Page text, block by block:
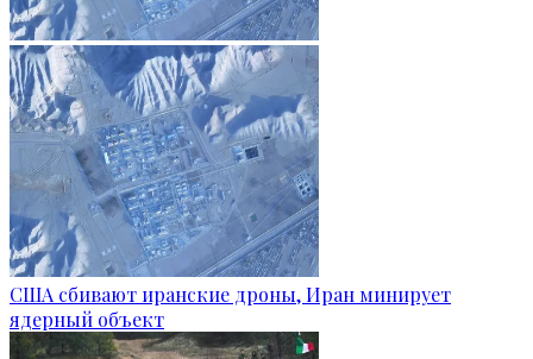
США сбивают иранские дроны, Иран минирует
ядерный объект